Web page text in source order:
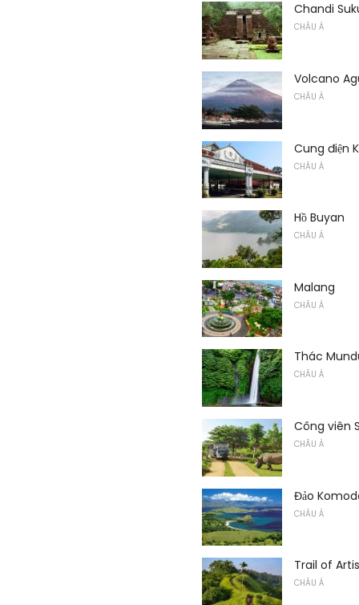
Chandi
CHÂU Á
Volcano
CHÂU Á
Cung điện
CHÂU Á
Hồ Buyan
CHÂU Á
Malang
CHÂU Á
Thác
CHÂU Á
Công viên
CHÂU Á
Đảo
CHÂU Á
Trail of
CHÂU Á